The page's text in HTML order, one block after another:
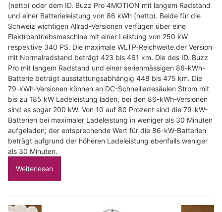
(netto) oder dem ID. Buzz Pro 4MOTION mit langem Radstand
und einer Batterieleistung von 86 kWh (netto). Beide für die
Schweiz wichtigen Allrad-Versionen verfügen über eine
Elektroantriebsmaschine mit einer Leistung von 250 kW
respektive 340 PS. Die maximale WLTP-Reichweite der Version
mit Normalradstand beträgt 423 bis 461 km. Die des ID. Buzz
Pro mit langem Radstand und einer serienmässigen 86-kWh-
Batterie beträgt ausstattungsabhängig 448 bis 475 km. Die
79-kWh-Versionen können an DC-Schnellladesäulen Strom mit
bis zu 185 kW Ladeleistung laden, bei den 86-kWh-Versionen
sind es sogar 200 kW. Von 10 auf 80 Prozent sind die 79-kW-
Batterien bei maximaler Ladeleistung in weniger als 30 Minuten
aufgeladen; der entsprechende Wert für die 86-kW-Batterien
beträgt aufgrund der höheren Ladeleistung ebenfalls weniger
als 30 Minuten.
Weiterlesen